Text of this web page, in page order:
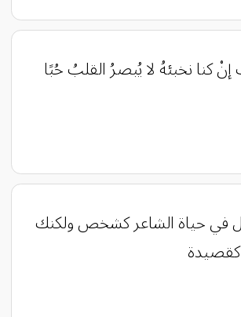
كنا نخبئهُ ‏لا يُبصرُ القلبُ حُبًا
في حياة الشاعر كشخص ولكنك
كقصيدة